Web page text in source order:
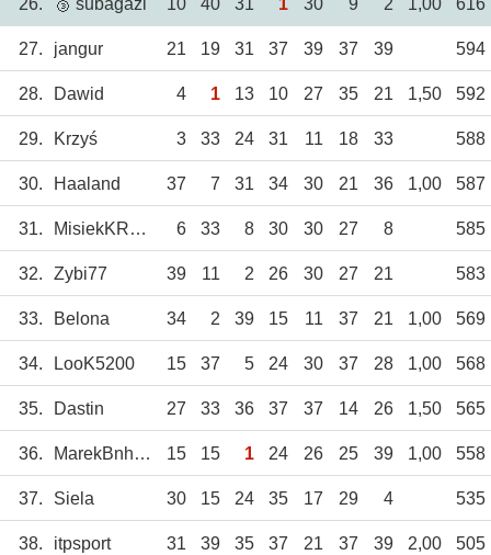
26. 🥉 subagazi 10 40 31 1 30 9 2 1,00 616
27. jangur 21 19 31 37 39 37 39 594
28. Dawid 4 1 13 10 27 35 21 1,50 592
29. Krzyś 3 33 24 31 11 18 33 588
30. Haaland 37 7 31 34 30 21 36 1,00 587
31. MisiekKRKNH 6 33 8 30 30 27 8 585
32. Zybi77 39 11 2 26 30 27 21 583
33. Belona 34 2 39 15 11 37 21 1,00 569
34. LooK5200 15 37 5 24 30 37 28 1,00 568
35. Dastin 27 33 36 37 37 14 26 1,50 565
36. MarekBnh85 15 15 1 24 26 25 39 1,00 558
37. Siela 30 15 24 35 17 29 4 535
38. itpsport 31 39 35 37 21 37 39 2,00 505